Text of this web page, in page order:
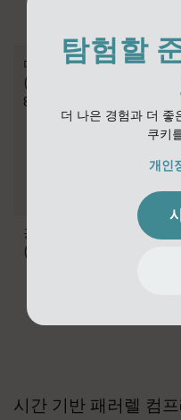
탐험할
더 나은 경험과 더 좋
쿠키
개인
미드 하이
(800Hz-
8kHz)
밴드패스
공기감
(8kHz+)
하이패스
시간 기반 패러렐 컴